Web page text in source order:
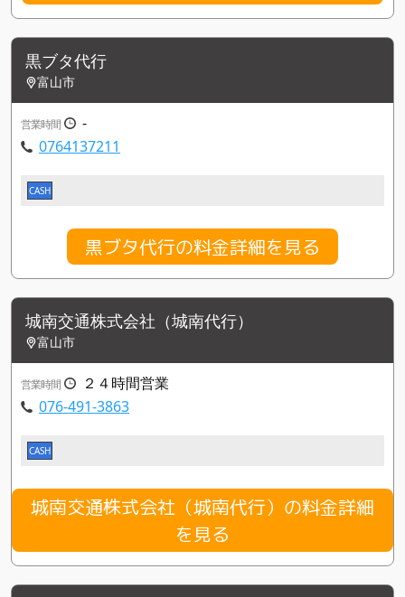
黒ブタ代行
富山市
営業時間
-
0764137211
CASH
黒ブタ代行の料金詳細を見る
城南交通株式会社（城南代行）
富山市
営業時間
２４時間営業
076-491-3863
CASH
城南交通株式会社（城南代行）の料金詳細
を見る